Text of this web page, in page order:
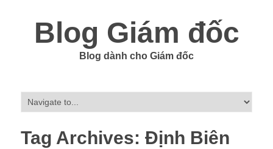
Blog Giám đốc
Blog dành cho Giám đốc
Tag Archives: Định Biên